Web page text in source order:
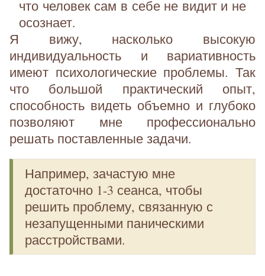
что человек сам в себе не видит и не
осознает.
Я вижу, насколько высокую
индивидуальность и вариативность
имеют психологические проблемы. Так
что большой практический опыт,
способность видеть объемно и глубоко
позволяют мне профессионально
решать поставленные задачи.
Например, зачастую мне
достаточно 1-3 сеанса, чтобы
решить проблему, связанную с
незапущенными паническими
расстройствами.